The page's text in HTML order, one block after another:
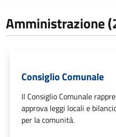
Amministrazione
Consiglio Comunale
Il Consiglio Comunale
approva leggi locali e
per la comunità.